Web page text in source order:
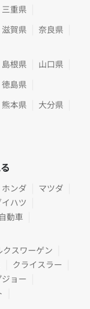
三重県
滋賀県
奈良県
島根県
山口県
徳島県
熊本県
大分県
ホンダ
マツダ
イハツ
動車
クスワーゲン
クライスラー
ジョー